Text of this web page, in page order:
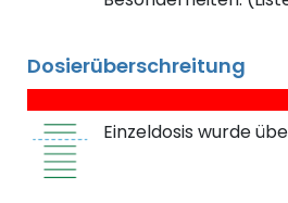
Dosierüberschreitung
Einzeldosis wurde